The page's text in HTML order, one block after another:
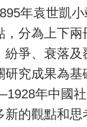
年袁世凱
，分為上下
紛爭、衰落
研究成果為
年中國
新的觀點和